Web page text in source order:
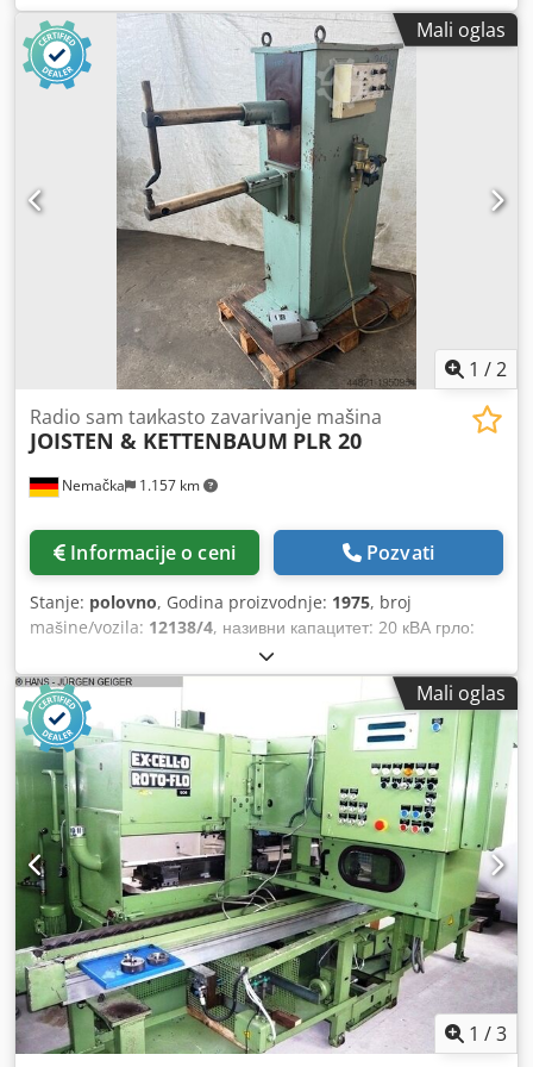
iznad kliznog ležaja:800 mm, GURUTZPE strug model
Super AT 400/6000, 6.000 mm između tačaka, okretanje na
krevetu 820mm, na poprečnom prevozu 550 mm, okretanje
na dekoltea 1150mm, prečnik šipke 76,5 mm, 24 brzine od
9-500rpm, ima fiksni prozor, ima montiran 4-vilica prečnika
ploče 800mm, veoma dobro stanje uopšte Crsdpfx Ahjwd D
Mali oglas
1 /2
Nemačka 1.157 km
Radio sam taиkasto zavarivanje mašina
JOISTEN & KETTENBAUM PLR 20
Informacije o ceni Pozvati
Stanje: polovno, Godina proizvodnje: 1975, broj
mašine/vozila: 12138/4, називни капацитет: 20 кВА грло:
250 - 600 мм свећица ваздушни отвор: 270 мм капацитет
заваривања челик: ца. 2,5 + 2,5, макс. 3,5 - 1,5 мм
електрични прикључак: 380 В кВ потребан простор: 470 к
1170 к 1300 мм тежина: 210 кг Crsdpfeb Nvimox Ahlsf
Mali oglas
1 /3